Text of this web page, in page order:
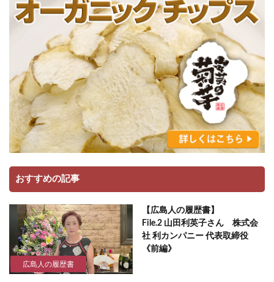
おすすめの記事
広島人の履歴書
【広島人の履歴書】
File.2 山田利英子さん 株式会
社 利カンパニー 代表取締役
《前編》